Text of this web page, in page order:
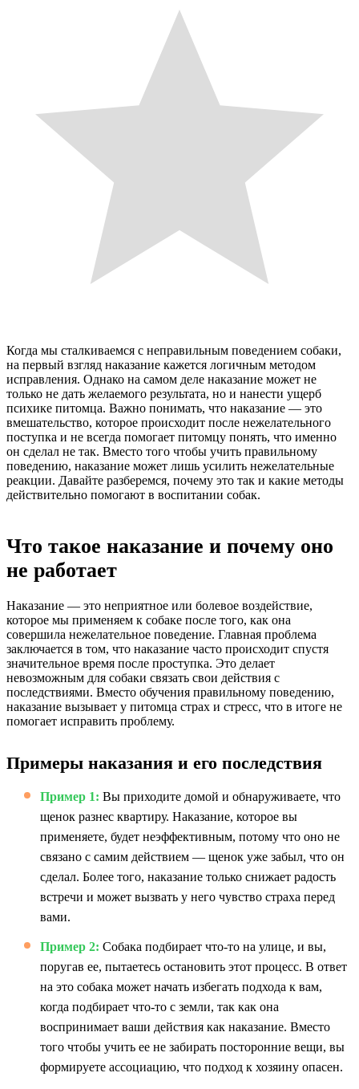
Когда мы сталкиваемся с неправильным поведением собаки,
на первый взгляд наказание кажется логичным методом
исправления. Однако на самом деле наказание может не
только не дать желаемого результата, но и нанести ущерб
психике питомца. Важно понимать, что наказание — это
вмешательство, которое происходит после нежелательного
поступка и не всегда помогает питомцу понять, что именно
он сделал не так. Вместо того чтобы учить правильному
поведению, наказание может лишь усилить нежелательные
реакции. Давайте разберемся, почему это так и какие методы
действительно помогают в воспитании собак.
Что такое наказание и почему оно
не работает
Наказание — это неприятное или болевое воздействие,
которое мы применяем к собаке после того, как она
совершила нежелательное поведение. Главная проблема
заключается в том, что наказание часто происходит спустя
значительное время после проступка. Это делает
невозможным для собаки связать свои действия с
последствиями. Вместо обучения правильному поведению,
наказание вызывает у питомца страх и стресс, что в итоге не
помогает исправить проблему.
Примеры наказания и его последствия
Пример 1: Вы приходите домой и обнаруживаете, что
щенок разнес квартиру. Наказание, которое вы
применяете, будет неэффективным, потому что оно не
связано с самим действием — щенок уже забыл, что он
сделал. Более того, наказание только снижает радость
встречи и может вызвать у него чувство страха перед
вами.
Пример 2: Собака подбирает что-то на улице, и вы,
поругав ее, пытаетесь остановить этот процесс. В ответ
на это собака может начать избегать подхода к вам,
когда подбирает что-то с земли, так как она
воспринимает ваши действия как наказание. Вместо
того чтобы учить ее не забирать посторонние вещи, вы
формируете ассоциацию, что подход к хозяину опасен.